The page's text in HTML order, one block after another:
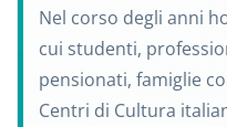
Nel corso degli anni
cui studenti,
pensionati, famiglie
Centri di Cultura